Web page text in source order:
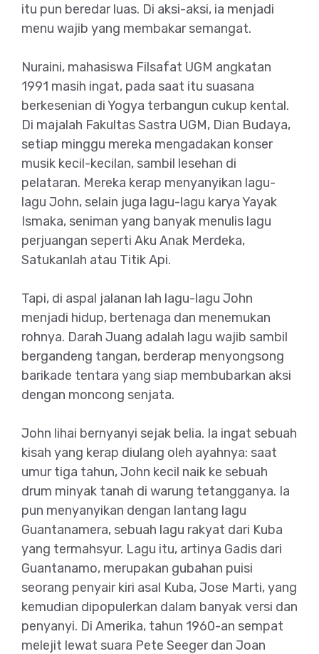
itu pun beredar luas. Di aksi-aksi, ia menjadi
menu wajib yang membakar semangat.
Nuraini, mahasiswa Filsafat UGM angkatan
1991 masih ingat, pada saat itu suasana
berkesenian di Yogya terbangun cukup kental.
Di majalah Fakultas Sastra UGM, Dian Budaya,
setiap minggu mereka mengadakan konser
musik kecil-kecilan, sambil lesehan di
pelataran. Mereka kerap menyanyikan lagu-
lagu John, selain juga lagu-lagu karya Yayak
Ismaka, seniman yang banyak menulis lagu
perjuangan seperti Aku Anak Merdeka,
Satukanlah atau Titik Api.
Tapi, di aspal jalanan lah lagu-lagu John
menjadi hidup, bertenaga dan menemukan
rohnya. Darah Juang adalah lagu wajib sambil
bergandeng tangan, berderap menyongsong
barikade tentara yang siap membubarkan aksi
dengan moncong senjata.
John lihai bernyanyi sejak belia. Ia ingat sebuah
kisah yang kerap diulang oleh ayahnya: saat
umur tiga tahun, John kecil naik ke sebuah
drum minyak tanah di warung tetangganya. Ia
pun menyanyikan dengan lantang lagu
Guantanamera, sebuah lagu rakyat dari Kuba
yang termahsyur. Lagu itu, artinya Gadis dari
Guantanamo, merupakan gubahan puisi
seorang penyair kiri asal Kuba, Jose Marti, yang
kemudian dipopulerkan dalam banyak versi dan
penyanyi. Di Amerika, tahun 1960-an sempat
melejit lewat suara Pete Seeger dan Joan